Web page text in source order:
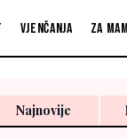
Vjenčanja Za
Najnovije